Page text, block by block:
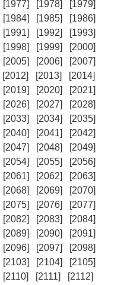
[1977] [1978]
[1979]
[1984] [1985]
[1986]
[1991] [1992]
[1993]
[1998] [1999]
[2000]
[2005] [2006]
[2007]
[2012] [2013]
[2014]
[2019] [2020]
[2021]
[2026] [2027]
[2028]
[2033] [2034]
[2035]
[2040] [2041]
[2042]
[2047] [2048]
[2049]
[2054] [2055]
[2056]
[2061] [2062]
[2063]
[2068] [2069]
[2070]
[2075] [2076]
[2077]
[2082] [2083]
[2084]
[2089] [2090]
[2091]
[2096] [2097]
[2098]
[2103] [2104]
[2105]
[2110] [2111]
[2112]